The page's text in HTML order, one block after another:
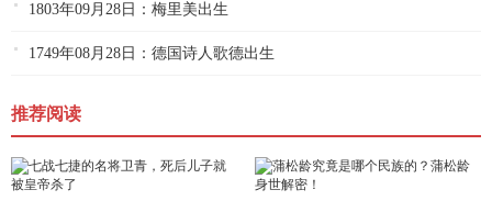
1803年09月28日：梅里美出生
1749年08月28日：德国诗人歌德出生
推荐阅读